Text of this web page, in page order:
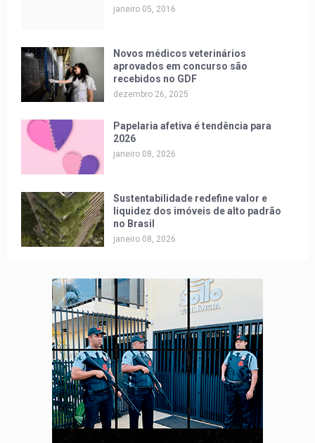
janeiro 05, 2016
Novos médicos veterinários
aprovados em concurso são
recebidos no GDF
dezembro 26, 2025
Papelaria afetiva é tendência para
2026
janeiro 08, 2026
Sustentabilidade redefine valor e
liquidez dos imóveis de alto padrão
no Brasil
janeiro 08, 2026